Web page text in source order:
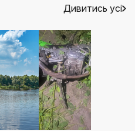
Дивитись усі